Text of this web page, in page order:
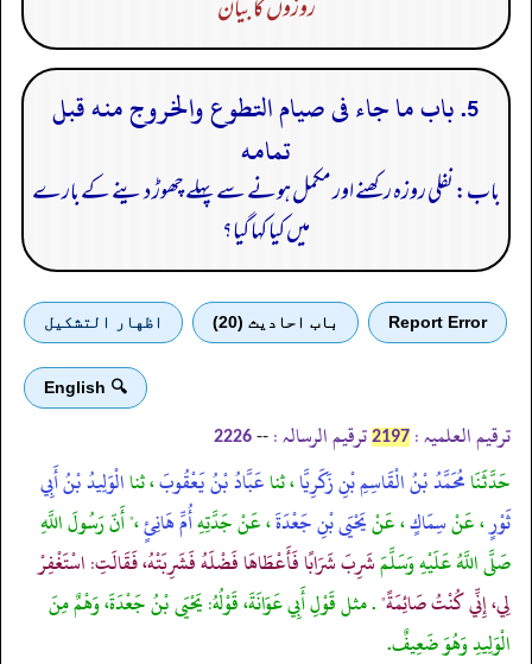
روزوں کا بیان
5. باب ما جاء فى صيام التطوع والخروج منه قبل
تمامه
باب: نفلی روزہ رکھنے اور مکمل ہونے سے پہلے چھوڑ دینے کے بارے
میں کیا کہا گیا؟
Report Error باب احادیث (20) اظهار التشكيل
🔍 English
ترقیم العلمیہ : 2197 ترقیم الرسالہ : --
2226
حَدَّثَنَامُحَمَّدُ بْنُ الْقَاسِمِ بْنِ زَكَرِيَّا، ثناعَبَّادُ بْنُ يَعْقُوبَ، ثناالْوَلِيدُ بْنُ أَبِي
ثَوْرٍ، عَنْسِمَاكٍ، عَنْيَحْيَى بْنِ جَعْدَةَ، عَنْ جَدَّتِهِأُمِّ هَانِئٍ،" أَنّ رَسُولَ اللَّهِ
صَلَّى اللَّهُ عَلَيْهِ وَسَلَّمَشَرِبَ شَرَابًا فَأَعْطَاهَا فَضْلَهُ فَشَرِبَتْهُ، فَقَالَتِ: اسْتَغْفِرْ
لِي، إِنِّي كُنْتُ صَائِمَةً". مثل قَوْلِ أَبِي عَوَانَةَ، قَوْلُهُ: يَحْيَى بْنُ جَعْدَةَ، وَهْمٌ مِنَ
الْوَلِيدِ وَهُوَ ضَعِيفٌ.